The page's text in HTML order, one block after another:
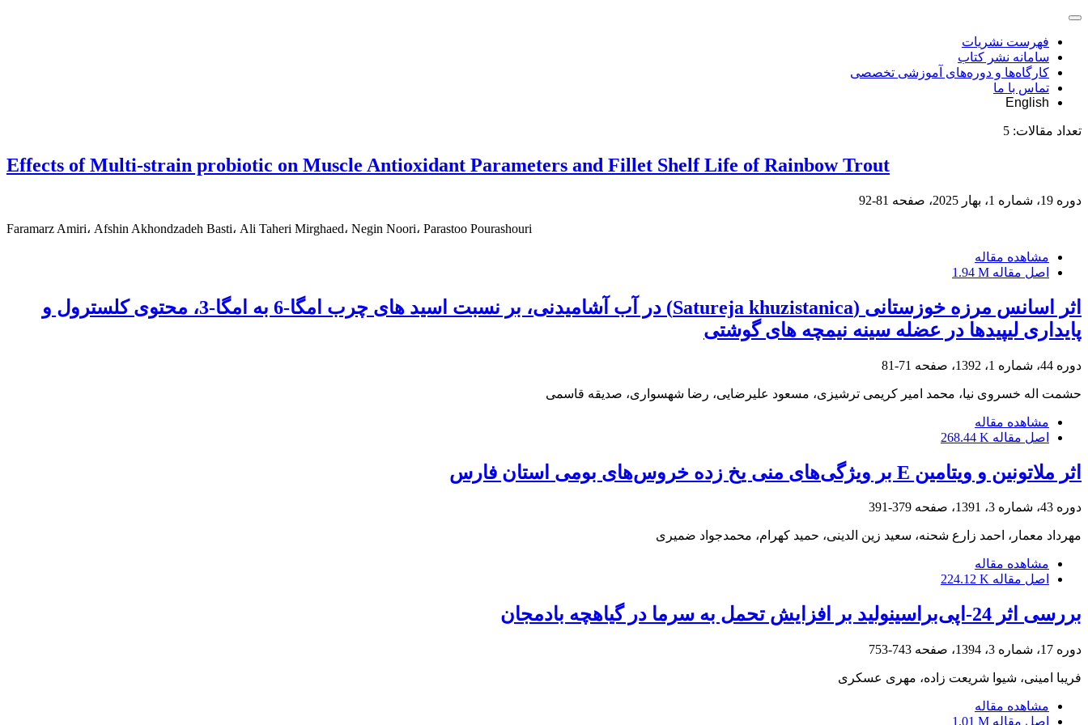
فهرست نشریات
سامانه نشر کتاب
کارگاه‌ها و دوره‌های آموزشی تخصصی
تماس با ما
English
تعداد مقالات: 5
Effects of Multi-strain probiotic on Muscle Antioxidant Parameters and Fillet Shelf Life of Rainbow Trout
دوره 19، شماره 1، بهار 2025، صفحه 81-92
Faramarz Amiri، Afshin Akhondzadeh Basti، Ali Taheri Mirghaed، Negin Noori، Parastoo Pourashouri
مشاهده مقاله
اصل مقاله 1.94 M
اثر اسانس مرزه خوزستانی (Satureja khuzistanica) در آب آشامیدنی، بر نسبت اسید های چرب امگا-6 به امگا-3، محتوی کلسترول و
پایداری لیپیدها در عضله سینه نیمچه های گوشتی
دوره 44، شماره 1، 1392، صفحه 71-81
حشمت اله خسروی نیا، محمد امیر کریمی ترشیزی، مسعود علیرضایی، رضا شهسواری، صدیقه قاسمی
مشاهده مقاله
اصل مقاله 268.44 K
اثر ملاتونین و ویتامین E بر ویژگی‌های منی یخ زده خروس‌های بومی استان فارس
دوره 43، شماره 3، 1391، صفحه 379-391
مهرداد معمار، احمد زارع شحنه، سعید زین الدینی، حمید کهرام، محمدجواد ضمیری
مشاهده مقاله
اصل مقاله 224.12 K
بررسی اثر 24-اپی‌براسینولید بر افزایش تحمل به سرما در گیاهچه بادمجان
دوره 17، شماره 3، 1394، صفحه 743-753
فریبا امینی، شیوا شریعت زاده، مهری عسکری
مشاهده مقاله
اصل مقاله 1.01 M